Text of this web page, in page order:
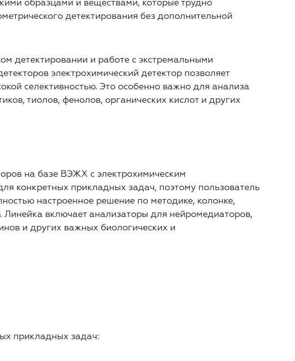
образцами и веществами, которые трудно
детектирования без дополнительной
детектировании и работе с экстремальными
электрохимический детектор позволяет
селективностью. Это особенно важно для анализа
тиолов, фенолов, органических кислот и других
на базе ВЭЖХ с электрохимическим
конкретных прикладных задач, поэтому пользователь
настроенное решение по методике, колонке,
включает анализаторы для нейромедиаторов,
и других важных биологических и
прикладных задач: